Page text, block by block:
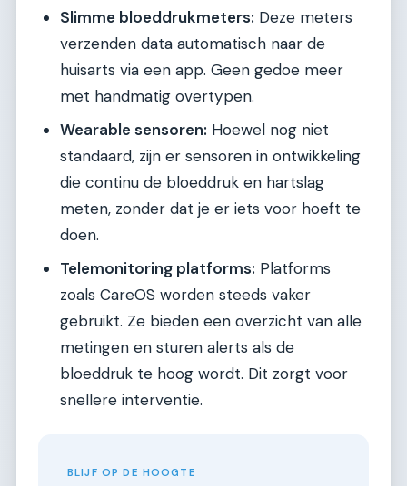
Slimme bloeddrukmeters: Deze meters
verzenden data automatisch naar de
huisarts via een app. Geen gedoe meer
met handmatig overtypen.
Wearable sensoren: Hoewel nog niet
standaard, zijn er sensoren in ontwikkeling
die continu de bloeddruk en hartslag
meten, zonder dat je er iets voor hoeft te
doen.
Telemonitoring platforms: Platforms
zoals CareOS worden steeds vaker
gebruikt. Ze bieden een overzicht van alle
metingen en sturen alerts als de
bloeddruk te hoog wordt. Dit zorgt voor
snellere interventie.
BLIJF OP DE HOOGTE